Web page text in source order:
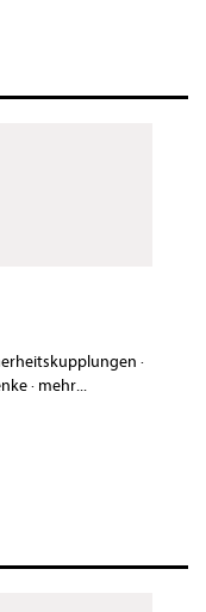
·
· mehr...